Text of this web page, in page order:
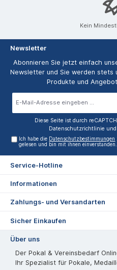
Kein
Newsletter
Abonnieren Sie jetzt einfach
Newsletter und Sie werden stets
Produkte und
Diese Seite ist durch
Datenschutzrichtlinie und
Ich habe die Datenschutzbestimmungen
gelesen und bin mit ihnen einverstanden.
Service-Hotline
Informationen
Zahlungs- und Versandarten
Sicher Einkaufen
Über uns
Der Pokal & Vereinsbedarf
Ihr Spezialist für Pokale,